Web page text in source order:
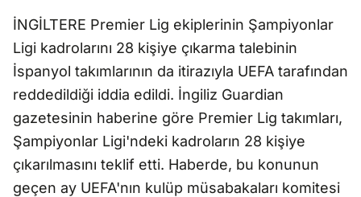
İNGİLTERE Premier Lig ekiplerinin Şampiyonlar
Ligi kadrolarını 28 kişiye çıkarma talebinin
İspanyol takımlarının da itirazıyla UEFA tarafından
reddedildiği iddia edildi. İngiliz Guardian
gazetesinin haberine göre Premier Lig takımları,
Şampiyonlar Ligi'ndeki kadroların 28 kişiye
çıkarılmasını teklif etti. Haberde, bu konunun
geçen ay UEFA'nın kulüp müsabakaları komitesi